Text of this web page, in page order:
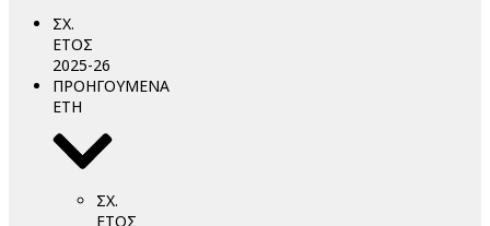
ΣΧ.
ΕΤΟΣ
2025-26
ΠΡΟΗΓΟΥΜΕΝΑ
ΕΤΗ
ΣΧ.
ΕΤΟΣ